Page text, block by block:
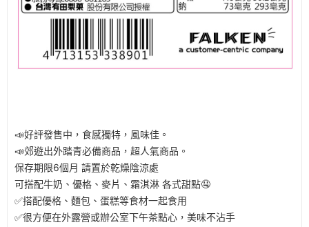
📣好評發售中，食感獨特，風味佳。
📣郊遊出外踏青必備商品，超人氣商品。
保存期限6個月 請置於乾燥陰涼處
可搭配牛奶、優格、麥片、霜淇淋 各式甜點🤤
✅搭配優格、麵包、蛋糕等食材一起食用
✅很方便在外露營或辦公室下午茶點心，美味不沾手